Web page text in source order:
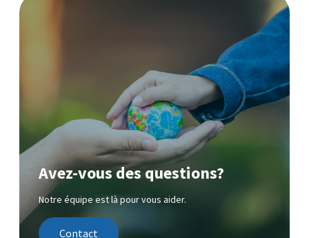
Avez-vous des questions?
Notre équipe est là pour vous aider.
Contact